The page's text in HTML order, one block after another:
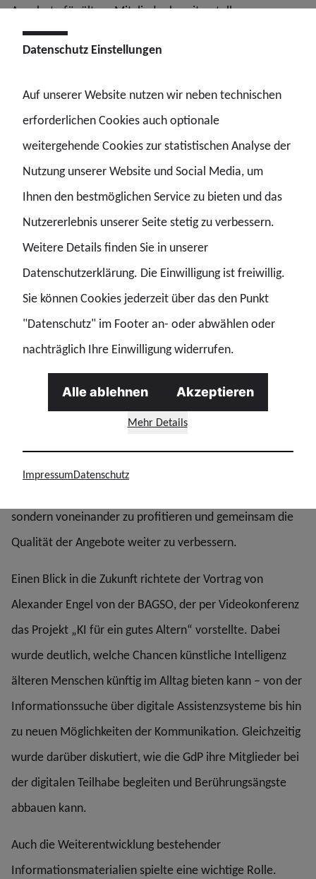
Angebote für ältere Mitglieder bereitzustellen.
Im Mittelpunkt des Vernetzungstreffens standen
Landesbezirken. Vorgestellt wurden erfolgreiche
Seminarkonzepte, Informationsveranstaltungen sowie
innovative Ideen zur Mitgliederbindung. Besonders
großes Interesse fanden Seminare zur Vorbereitung auf
den Ruhestand, Beihilfeveranstaltungen,
Internetangebote einzelner Landesbezirke sowie Projekte
der Bundespolizei und des Zolls. Ebenso wurden
Erfahrungen zum Thema pauschale Beihilfe und zum
Wechsel in die freiwillige gesetzliche
Krankenversicherung ausgetauscht.
hervorragende Materialien und Konzepte entstanden
sind. Broschüren, Flyer, Checklisten und Präsentationen
sondern voneinander zu profitieren und gemeinsam die
Qualität der Angebote weiter zu verbessern.
Einen Blick in die Zukunft richtete der Vortrag von
Alexander Engel von der BAGSO, der per Videokonferenz
das Projekt „KI für ein gutes Altern“ vorstellte. Dabei
wurde deutlich, welche Chancen künstliche Intelligenz
älteren Menschen künftig im Alltag bieten kann – von der
Informationssuche über digitale Assistenzsysteme bis hin
zu neuen Möglichkeiten der Kommunikation. Gleichzeitig
wurde darüber diskutiert, wie die GdP ihre Mitglieder bei
der digitalen Teilhabe begleiten und Berührungsängste
abbauen kann.
Auch die Weiterentwicklung bestehender
Informationsmaterialien spielte eine wichtige Rolle.
Datenschutz Einstellungen
Auf unserer Website nutzen wir neben technischen
erforderlichen Cookies auch optionale
weitergehende Cookies zur statistischen Analyse der
Nutzung unserer Website und Social Media, um
Ihnen den bestmöglichen Service zu bieten und das
Nutzererlebnis unserer Seite stetig zu verbessern.
Weitere Details finden Sie in unserer
Datenschutzerklärung. Die Einwilligung ist freiwillig.
Sie können Cookies jederzeit über das den Punkt
"Datenschutz" im Footer an- oder abwählen oder
nachträglich Ihre Einwilligung widerrufen.
Mehr Details
Alle ablehnen Akzeptieren
ImpressumDatenschutz